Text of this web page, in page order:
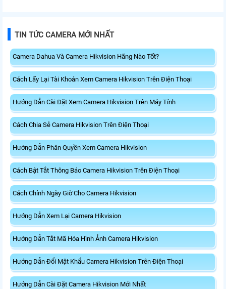
TIN TỨC CAMERA MỚI NHẤT
Camera Dahua Và Camera Hikvision Hãng Nào Tốt?
Cách Lấy Lại Tài Khoản Xem Camera Hikvision Trên Điện Thoại
Hướng Dẫn Cài Đặt Xem Camera Hikvision Trên Máy Tính
Cách Chia Sẻ Camera Hikvision Trên Điện Thoại
Hướng Dẫn Phân Quyền Xem Camera Hikvision
Cách Bật Tắt Thông Báo Camera Hikvision Trên Điện Thoại
Cách Chỉnh Ngày Giờ Cho Camera Hikvision
Hướng Dẫn Xem Lại Camera Hikvision
Hướng Dẫn Tắt Mã Hóa Hình Ảnh Camera Hikvision
Hướng Dẫn Đổi Mật Khẩu Camera Hikvision Trên Điện Thoại
Hướng Dẫn Cài Đặt Camera Hikvision Mới Nhất